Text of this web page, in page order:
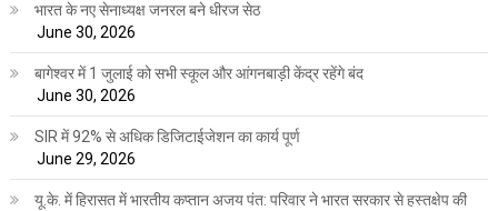
भारत के नए सेनाध्यक्ष जनरल बने धीरज सेठ
June 30, 2026
बागेश्वर में 1 जुलाई को सभी स्कूल और आंगनबाड़ी केंद्र रहेंगे बंद
June 30, 2026
SIR में 92% से अधिक डिजिटाईजेशन का कार्य पूर्ण
June 29, 2026
यू.के. में हिरासत में भारतीय कप्तान अजय पंत: परिवार ने भारत सरकार से हस्तक्षेप की